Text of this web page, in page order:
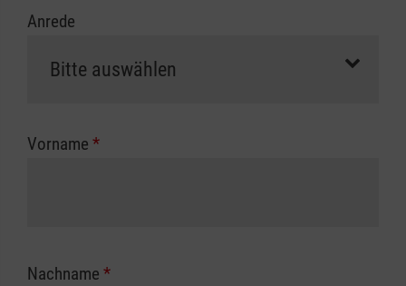
erfolgt eine Abrechnung der vollen Kursgebühr
Die notwendigen Formulare für die
zuständigen Berufsgenossenschaft oder
Anrede
Vorname *
Nachname *